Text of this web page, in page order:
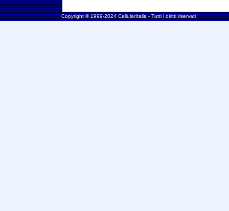
Copyright © 1999-2024 CellularItalia - Tutti i diritti riservati